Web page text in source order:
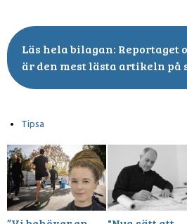
Reportaget
är den mest lästa artikeln på
Tipsa